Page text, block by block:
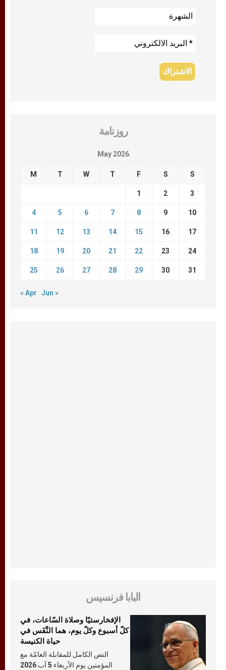
روزنامة
May 2026
M T W T F S S
1 2 3
4 5 6 7 8 9 10
11 12 13 14 15 16 17
18 19 20 21 22 23 24
25 26 27 28 29 30 31
« Apr Jun »
البابا فرنسيس
الإفخارستيّا وصلاة السّاعات، في
كلّ أسبوع وكلّ يوم، هما النَّفَس في
حياة الكنيسة
النص الكامل للمقابلة العامّة مع
المؤمنين يوم الأربعاء 5 آب 2026